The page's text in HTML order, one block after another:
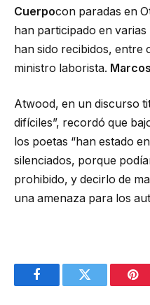
Cuerpocon paradas en
han participado en
han sido recibidos,
ministro laborista.
Atwood, en un discurso
difíciles”, recordó que
los poetas “han estado
silenciados, porque
prohibido, y decirlo de
una amenaza para los
FacebookTwitter